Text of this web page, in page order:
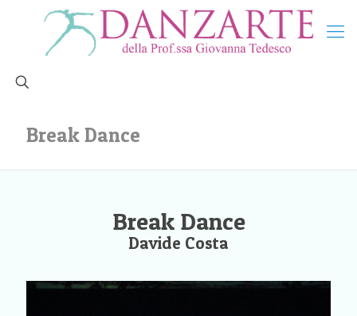
Break Dance
Break Dance
Davide Costa